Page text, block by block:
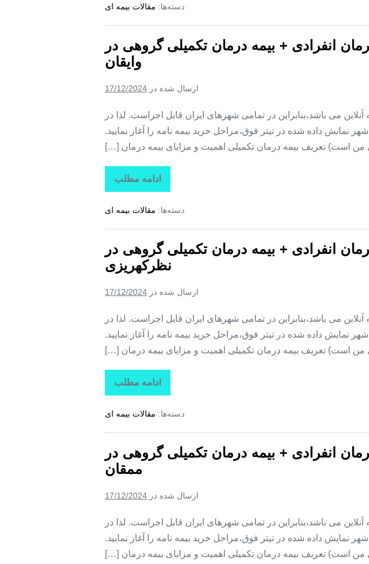
بیمه
درمان
+
بیمه
درمان
تکمیلی
در
دسته‌ها: مقالات بیمه ای
انفرادی + بیمه درمان تکمیلی گروهی در
وایقان
ارسال شده در 17/12/2024
آنلاین می باشد،بنابراین در تمامی شهرهای ایران قابل اجراست. لذا در
نمایش داده شده در تیتر فوق،مراحل خرید بیمه نامه را آغاز نمایید.
من است) تعریف بیمه درمان تکمیلی اهمیت و مزایای بیمه درمان […]
ادامه مطلب
تاراز
بیمه
بیمه
درمان
+
بیمه
درمان
تکمیلی
در
دسته‌ها: مقالات بیمه ای
انفرادی + بیمه درمان تکمیلی گروهی در
نظرکهریزی
ارسال شده در 17/12/2024
آنلاین می باشد،بنابراین در تمامی شهرهای ایران قابل اجراست. لذا در
نمایش داده شده در تیتر فوق،مراحل خرید بیمه نامه را آغاز نمایید.
من است) تعریف بیمه درمان تکمیلی اهمیت و مزایای بیمه درمان […]
ادامه مطلب
تاراز
بیمه
بیمه
درمان
+
بیمه
درمان
در
دسته‌ها: مقالات بیمه ای
انفرادی + بیمه درمان تکمیلی گروهی در
ممقان
ارسال شده در 17/12/2024
آنلاین می باشد،بنابراین در تمامی شهرهای ایران قابل اجراست. لذا در
نمایش داده شده در تیتر فوق،مراحل خرید بیمه نامه را آغاز نمایید.
من است) تعریف بیمه درمان تکمیلی اهمیت و مزایای بیمه درمان […]